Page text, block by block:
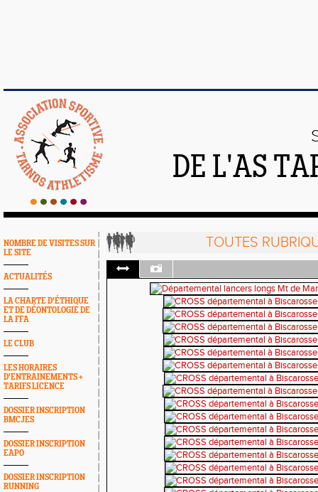
DE L'AS
NOMBRE DE VISITES SUR
LE SITE
ACTUALITÉS
LA CHARTE D'ÉTHIQUE
ET DE DÉONTOLOGIE DE
LA FFA
LE CLUB
LES HORAIRES
D'ENTRAINEMENTS +
TARIFS LICENCE
DOSSIER INSCRIPTION
BMCJES
DOSSIER INSCRIPTION
EAPO
DOSSIER INSCRIPTION
RUNNING
TOUTES